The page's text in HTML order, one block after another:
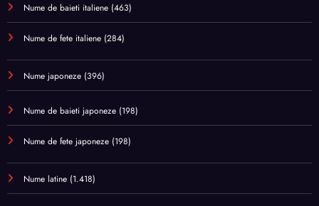
Nume de baieti italiene (463)
Nume de fete italiene (284)
Nume japoneze (396)
Nume de baieti japoneze (198)
Nume de fete japoneze (198)
Nume latine (1.418)